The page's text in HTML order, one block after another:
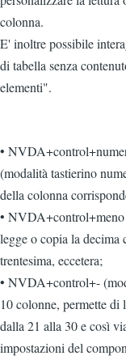
colonna.
E' inoltre possibile
di tabella senza
elementi".
•
(modalità tastierino
della colonna
• NVDA+control+meno
legge o copia la decima
trentesima, eccetera;
• NVDA+control+-
10 colonne, permette di
dalla 21 alla 30 e così
impostazioni del